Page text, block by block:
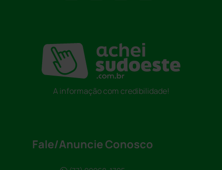
A informação com credibilidade!
Fale/Anuncie Conosco